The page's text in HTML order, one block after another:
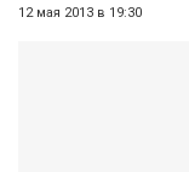
12 мая 2013 в 19:30